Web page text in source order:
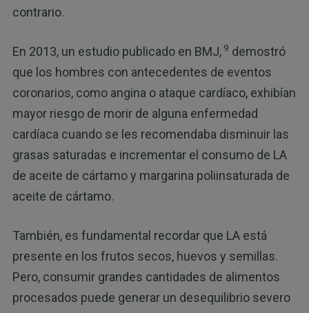
contrario.
En 2013, un estudio publicado en BMJ, 9 demostró
que los hombres con antecedentes de eventos
coronarios, como angina o ataque cardíaco, exhibían
mayor riesgo de morir de alguna enfermedad
cardíaca cuando se les recomendaba disminuir las
grasas saturadas e incrementar el consumo de LA
de aceite de cártamo y margarina poliinsaturada de
aceite de cártamo.
También, es fundamental recordar que LA está
presente en los frutos secos, huevos y semillas.
Pero, consumir grandes cantidades de alimentos
procesados puede generar un desequilibrio severo